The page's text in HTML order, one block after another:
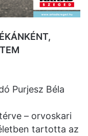
Purjesz Béla
– orvoskari
tartotta az